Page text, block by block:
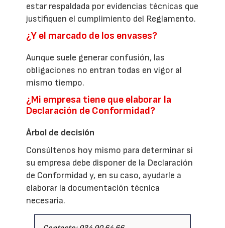
estar respaldada por evidencias técnicas que
justifiquen el cumplimiento del Reglamento.
¿Y el marcado de los envases?
Aunque suele generar confusión, las
obligaciones no entran todas en vigor al
mismo tiempo.
¿Mi empresa tiene que elaborar la
Declaración de Conformidad?
Árbol de decisión
Consúltenos hoy mismo para determinar si
su empresa debe disponer de la Declaración
de Conformidad y, en su caso, ayudarle a
elaborar la documentación técnica
necesaria.